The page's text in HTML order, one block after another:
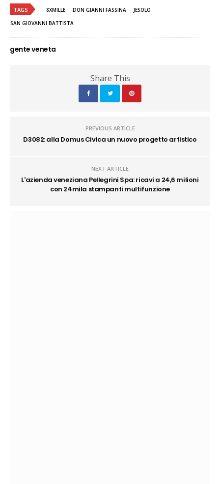
TAGS 8XMILLE DON GIANNI FASSINA
JESOLO
SAN GIOVANNI BATTISTA
gente veneta
Share This
PREVIOUS ARTICLE
D3082: alla Domus Civica un nuovo progetto artistico
NEXT ARTICLE
L'azienda veneziana Pellegrini Spa: ricavi a 24,6 milioni
con 24mila stampanti multifunzione